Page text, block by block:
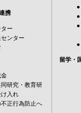
携
ー
ンター
研究・教育研
入れ
正行為防止へ
留学・